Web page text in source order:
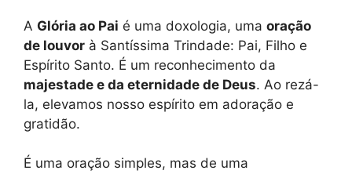
A Glória ao Pai é uma doxologia, uma oração
de louvor à Santíssima Trindade: Pai, Filho e
Espírito Santo. É um reconhecimento da
majestade e da eternidade de Deus. Ao rezá-
la, elevamos nosso espírito em adoração e
gratidão.
É uma oração simples, mas de uma